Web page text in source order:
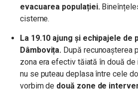
evacuarea populației.
cisterne.
La 19.10 ajung și echipajele de
Dâmbovița. După recunoașterea
zona era efectiv tăiată în două
nu se puteau deplasa între cele
vorbim de două zone de